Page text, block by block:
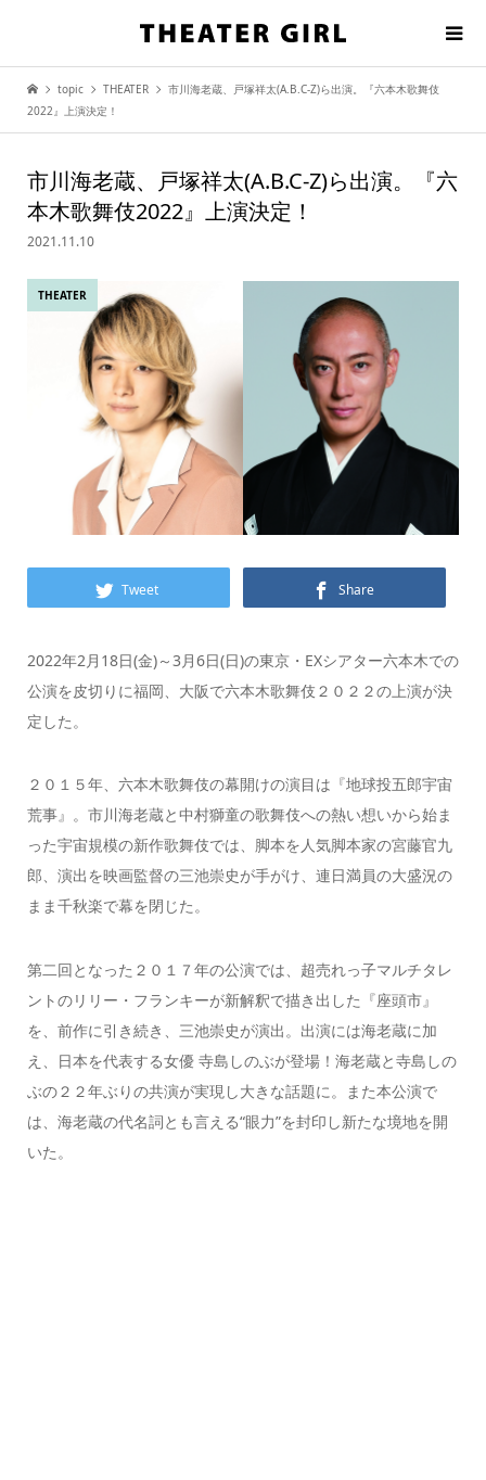
topic THEATER
市川海老蔵、戸塚祥太(A.B.C-Z)ら出演。『六本木歌舞伎
2022』上演決定！
市川海老蔵、戸塚祥太(A.B.C-Z)ら出演。『六
本木歌舞伎2022』上演決定！
2021.11.10
THEATER
Tweet Share
2022年2月18日(金)～3月6日(日)の東京・EXシアター六本木での
公演を皮切りに福岡、大阪で六本木歌舞伎２０２２の上演が決
定した。
２０１５年、六本木歌舞伎の幕開けの演目は『地球投五郎宇宙
荒事』。市川海老蔵と中村獅童の歌舞伎への熱い想いから始ま
った宇宙規模の新作歌舞伎では、脚本を人気脚本家の宮藤官九
郎、演出を映画監督の三池崇史が手がけ、連日満員の大盛況の
まま千秋楽で幕を閉じた。
第二回となった２０１７年の公演では、超売れっ子マルチタレ
ントのリリー・フランキーが新解釈で描き出した『座頭市』
を、前作に引き続き、三池崇史が演出。出演には海老蔵に加
え、日本を代表する女優 寺島しのぶが登場！海老蔵と寺島しの
ぶの２２年ぶりの共演が実現し大きな話題に。また本公演で
は、海老蔵の代名詞とも言える“眼力”を封印し新たな境地を開
いた。